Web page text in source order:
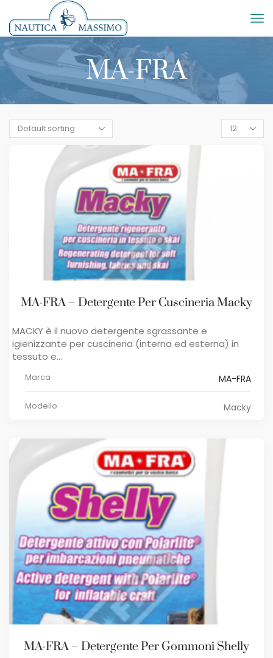
MA-FRA
Products
per
MA-FRA – Detergente Per Cuscineria Macky
MACKY è il nuovo detergente sgrassante e
igienizzante per cuscineria (interna ed esterna) in
tessuto e...
Marca MA-FRA
Modello Macky
MA-FRA – Detergente Per Gommoni Shelly